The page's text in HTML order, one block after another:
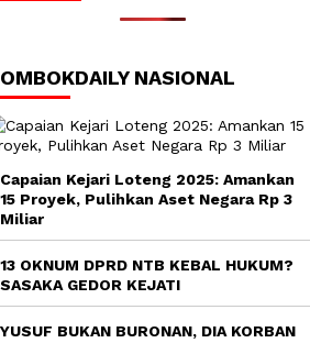
NASIONAL
Capaian Kejari Loteng 2025: Amankan
15 Proyek, Pulihkan Aset Negara Rp 3
Miliar
13 OKNUM DPRD NTB KEBAL HUKUM?
SASAKA GEDOR KEJATI
YUSUF BUKAN BURONAN, DIA KORBAN